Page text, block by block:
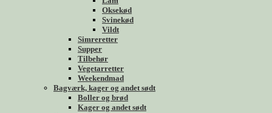
Oksekød
Svinekød
Vildt
Simreretter
Supper
Tilbehør
Vegetarretter
Weekendmad
Bagværk, kager og andet sødt
Boller og brød
Kager og andet sødt